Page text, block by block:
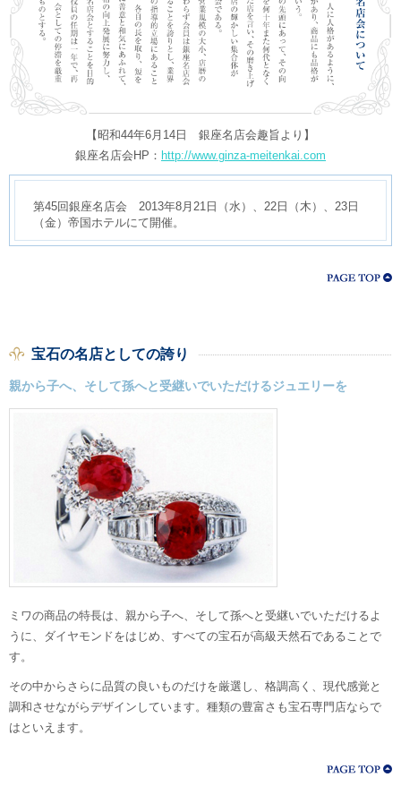
【昭和44年6月14日 銀座名店会趣旨より】
銀座名店会HP： http://www.ginza-meitenkai.com
第45回銀座名店会 2013年8月21日（水）、22日（木）、23日
（金）帝国ホテルにて開催。
宝石の名店としての誇り
親から子へ、そして孫へと受継いでいただけるジュエリーを
ミワの商品の特長は、親から子へ、そして孫へと受継いでいただけるよ
うに、ダイヤモンドをはじめ、すべての宝石が高級天然石であることで
す。
その中からさらに品質の良いものだけを厳選し、格調高く、現代感覚と
調和させながらデザインしています。種類の豊富さも宝石専門店ならで
はといえます。